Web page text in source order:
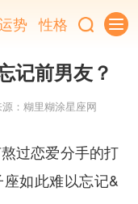
势 性格
记前男友？
：糊里糊涂星座网
过恋爱分手的打
如此难以忘记&